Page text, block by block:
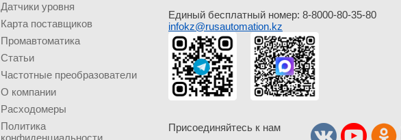
Датчики уровня
Карта поставщиков
Промавтоматика
Статьи
Частотные преобразователи
О компании
Расходомеры
Политика
конфиденциальности
Единый бесплатный номер: 8-8000-80-35-80
infokz@rusautomation.kz
Присоединяйтесь к нам